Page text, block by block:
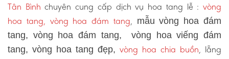
Tân Bình chuyên cung cấp dịch vụ hoa tang lễ :vòng
hoa tang, vòng hoa đám tang, mẫu vòng hoa đám
tang, vòng hoa đám tang, vòng hoa viếng đám
tang, vòng hoa tang đẹp, vòng hoa chia buồn, lẵng